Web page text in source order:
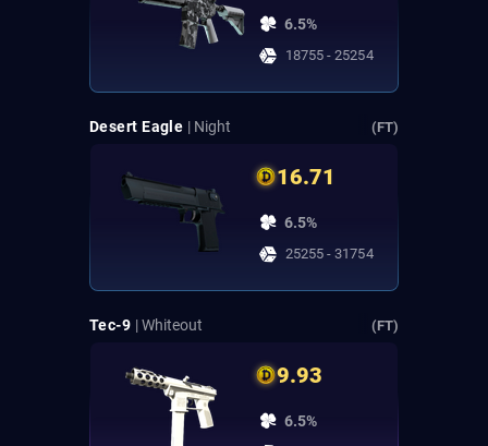
6.5%
18755 - 25254
Desert Eagle | Night (FT)
16.71
6.5%
25255 - 31754
Tec-9 | Whiteout (FT)
9.93
6.5%